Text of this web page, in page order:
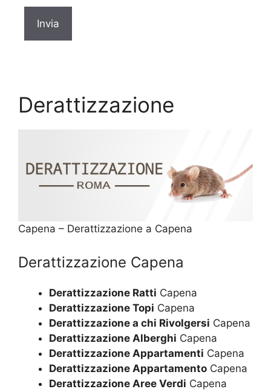
Derattizzazione
Capena – Derattizzazione a Capena
Derattizzazione Capena
Derattizzazione Ratti Capena
Derattizzazione Topi Capena
Derattizzazione a chi Rivolgersi Capena
Derattizzazione Alberghi Capena
Derattizzazione Appartamenti Capena
Derattizzazione Appartamento Capena
Derattizzazione Aree Verdi Capena